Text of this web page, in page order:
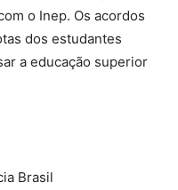
o Inep. Os acordos
dos estudantes
a educação superior
Brasil